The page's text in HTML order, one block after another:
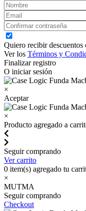
Quiero recibir
Ver los Términos y
Finalizar registro
O iniciar sesión
×
Aceptar
×
Producto agregado a
Seguir comprando
Ver carrito
0 item(s) agregado tu
×
MUTMA
Seguir comprando
Checkout